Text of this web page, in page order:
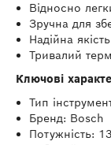
Відносно
Зручна для
Надійна
Тривалий
Ключові
Тип
Бренд: Bosch
Потужність: